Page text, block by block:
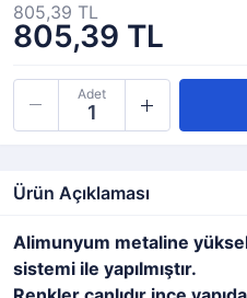
805,39 TL
805,39 TL
Adet
Ürün Açıklaması
Alimunyum metaline
sistemi ile yapılmıştır.